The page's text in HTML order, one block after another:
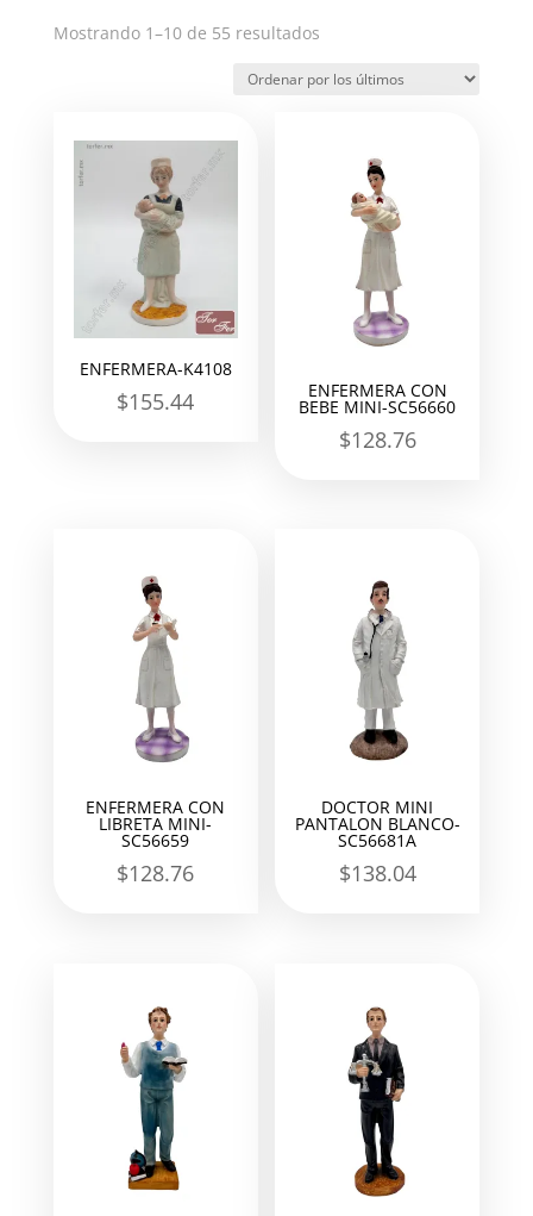
Mostrando 1–10 de 55 resultadosOrdenado
los
ENFERMERA-K4108
$155.44 ENFERMERA CON
BEBE MINI-SC56660
$128.76
ENFERMERA CON
LIBRETA MINI-
SC56659
$128.76
DOCTOR MINI
PANTALON BLANCO-
SC56681A
$138.04